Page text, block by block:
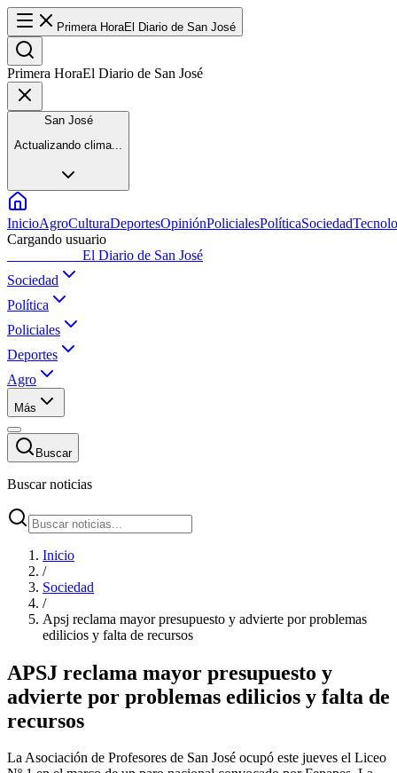
Primera HoraEl Diario de San José
Primera HoraEl Diario de San José
San José
Actualizando clima...
InicioAgroCulturaDeportesOpiniónPolicialesPolíticaSociedad
Cargando usuario
El Diario de San José
Sociedad
Política
Policiales
Deportes
Agro
Más
Buscar
Buscar noticias
Inicio
/
Sociedad
/
Apsj reclama mayor presupuesto y advierte por problemas
edilicios y falta de recursos
APSJ reclama mayor presupuesto y
advierte por problemas edilicios y falta de
recursos
La Asociación de Profesores de San José ocupó este jueves el Liceo